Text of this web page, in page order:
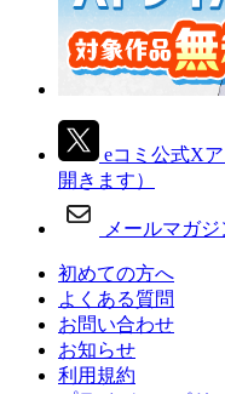
eコミ公式X
開きます）
メールマガジ
初めての方へ
よくある質問
お問い合わせ
お知らせ
利用規約